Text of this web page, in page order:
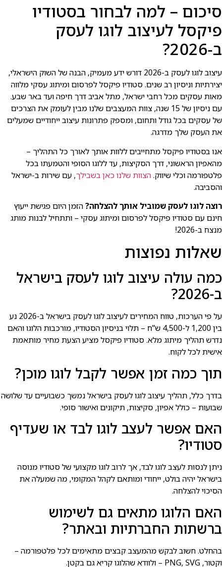
סיכום – למה לבחור בסטודיו
פיקסל לעיצוב לוגו לעסק
ב-2026?
עיצוב לוגו לעסק ב-2026 דורש ידע מעמיק, הבנה של השוק הישראלי,
יצירתיות וניסיון רב שנים. סטודיו פיקסל לפרסום ומיתוג עסקי מלווה
מאות עסקים מכל רחבי ישראל, מתל אביב דרך חיפה ועד באר שבע.
עם ניסיון של 15 שנה, צוות המעצבים שלנו מבין לעומק את הצרכים
של עסקים בכל גודל ותחום, ומספק פתרונות עיצוב ייחודיים שמעלים
את העסק שלך מדרגה.
אנו בסטודיו פיקסל מתחייבים ללוות אותך לאורך כל התהליך –
מהאפיון הראשוני, דרך הסקיצות, עד ללוגו הסופי והטמעתו בכל
פלטפורמה וכלי שיווק.הצוות שלנו כאן בשבילך, עם שירות ב-ישראל
והסביבה.
רוצה לוגו לעסק שמוביל אותך להצלחה?הזמן היום פגישת ייעוץ
חינם עם סטודיו פיקסל לפרסום ומיתוג עסקי – ותתחיל לבנות מותג
מנצח ב-2026!
שאלות נפוצות
כמה עולה עיצוב לוגו לעסק בישראל
ב-2026?
על פי הערכות, טווח המחירים לעיצוב לוגו לעסק בישראל ב-2026 נע
בין 1,200 ל-4,500 ש"ח – תלוי בניסיון הסטודיו, מורכבות הלוגו והאם
נדרש תהליך מיתוג מלא. סטודיו פיקסל מציע הצעת מחיר מותאמת
אישית לכל לקוח.
תוך כמה זמן אפשר לקבל לוגו מוכן?
בדרך כלל, תהליך עיצוב לוגו לעסק בישראל נמשך כשבועיים עד שלושה
שבועות – כולל אפיון, סקיצות, תיקונים ואישור סופי.
האם אפשר לעצב לוגו לבד או שעדיף
סטודיו?
ניתן לנסות לעצב לוגו לבד, אך לרוב לוגו מקצועי של סטודיו מנוסה
בישראל יהיה בולט, ייחודי ומותאם לקהל המקומי, מה שמעלה את
הסיכוי להצלחה.
האם הלוגו מתאים גם לשימוש
ברשתות החברתיות ובאתר?
בהחלט. חשוב לבקש מהמעצב קבצים מתאימים לכל פלטפורמה –
וקטור, PNG, SVG – ולוודא שהלוגו קריא גם בקטן.